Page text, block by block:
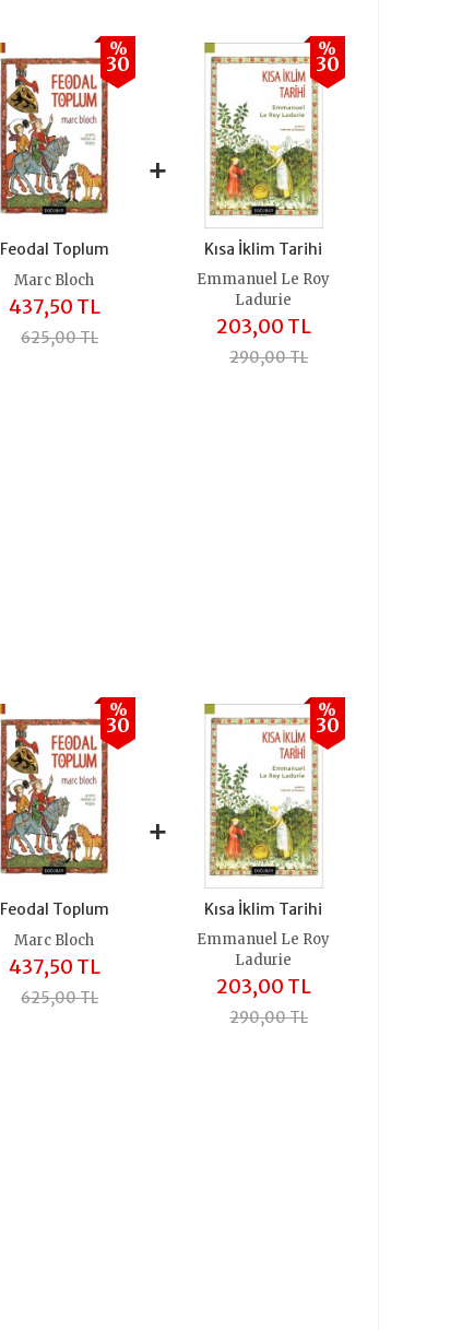
Feodal Toplum
%
30
Marc Bloch
437,50 TL
625,00 TL
+
Kısa İklim Tarihi
%
30
Emmanuel Le Roy
Ladurie
203,00 TL
290,00 TL
Feodal Toplum
%
30
Marc Bloch
437,50 TL
625,00 TL
+
Kısa İklim Tarihi
%
30
Emmanuel Le Roy
Ladurie
203,00 TL
290,00 TL